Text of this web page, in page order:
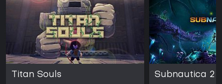
Titan Souls Subnautica 2